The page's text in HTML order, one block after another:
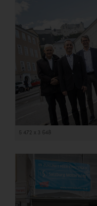
5 472 x 3 648